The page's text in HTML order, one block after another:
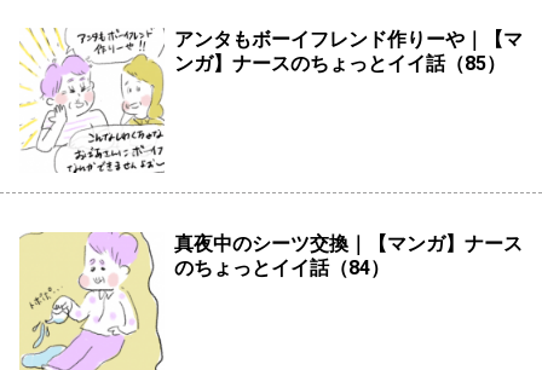
アンタもボーイフレンド作りーや｜【マ
ンガ】ナースのちょっとイイ話（85）
真夜中のシーツ交換｜【マンガ】ナース
のちょっとイイ話（84）